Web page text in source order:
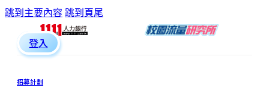
跳到主要內容 跳到頁尾
登入
招募計劃